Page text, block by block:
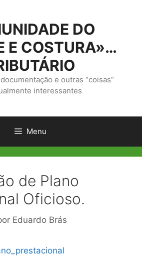
DO
E COSTURA»…
e outras “coisas”
interessantes
Menu
de Plano
Oficioso.
Eduardo Brás